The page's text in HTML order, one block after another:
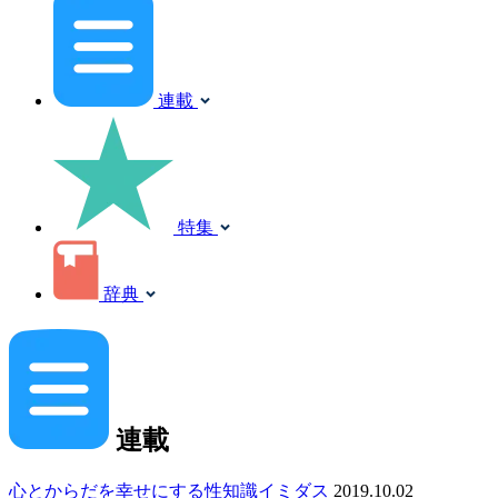
連載
特集
辞典
連載
心とからだを幸せにする性知識イミダス 2019.10.02